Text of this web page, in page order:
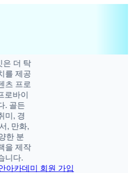
더 탁
제공
프로
바이
골든
, 경
, 만화,
한 분
제작
다.
아카데미 회원 가입